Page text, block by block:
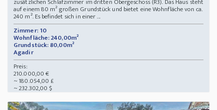
zusätzlichen Schlafzimmer im dritten Obergeschoss (R3). Das Haus steht
auf einem 80 m² großen Grundstück und bietet eine Wohnfläche von ca.
240 m². Es befindet sich in einer ...
Zimmer: 10
Wohnfläche: 240,00m²
Grundstück: 80,00m²
Agadir
Preis:
210.000,00 €
~ 180.054,00 £
~ 232.302,00 $